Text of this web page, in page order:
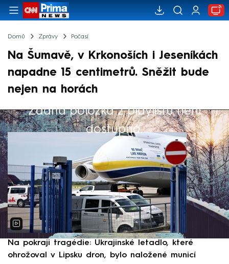
Domů Zprávy Počasí
Na Šumavě, v Krkonoších i Jeseníkách
napadne 15 centimetrů. Sněžit bude
nejen na horách
Žádná položka z playlistu není
dostupná.
Výběr redakce
Na pokraji tragédie: Ukrajinské letadlo, které
ohrožoval v Lipsku dron, bylo naložené municí